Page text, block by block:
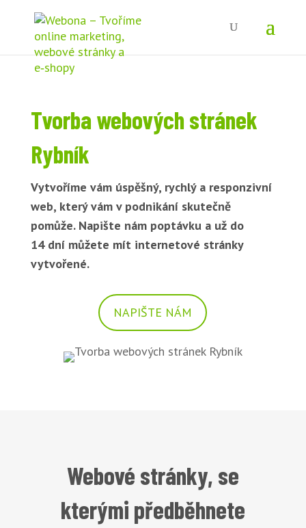
Tvorba webových stránek
Rybník
Vytvoříme vám úspěšný, rychlý a responzivní
web, který vám v podnikání skutečně
pomůže. Napište nám poptávku a už do
14 dní můžete mít internetové stránky
vytvořené.
NAPIŠTE NÁM
Webové stránky, se
kterými předběhnete